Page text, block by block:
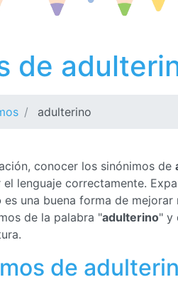
de
adulterino
conocer los sinónimos de
el lenguaje correctamente.
es una buena forma de
de la palabra "adulterino" y
de